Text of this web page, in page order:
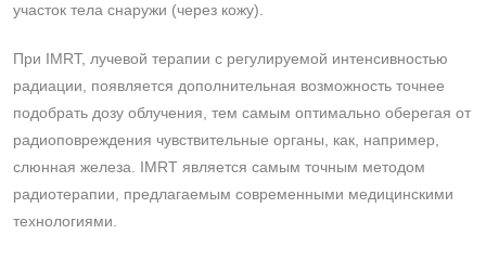
участок тела снаружи (через кожу).
При IMRT, лучевой терапии с регулируемой интенсивностью
радиации, появляется дополнительная возможность точнее
подобрать дозу облучения, тем самым оптимально оберегая от
радиоповреждения чувствительные органы, как, например,
слюнная железа. IMRT является самым точным методом
радиотерапии, предлагаемым современными медицинскими
технологиями.